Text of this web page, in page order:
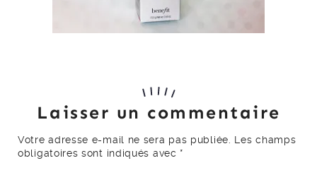
Laisser un commentaire
Votre adresse e-mail ne sera pas publiée.
Les champs
obligatoires sont indiqués avec *